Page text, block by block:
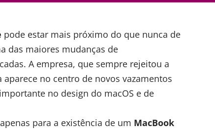
pode estar mais próximo do que nunca de
das maiores mudanças de
A empresa, que sempre rejeitou a
no centro de novos vazamentos
no design do macOS e de
para a existência de um MacBook